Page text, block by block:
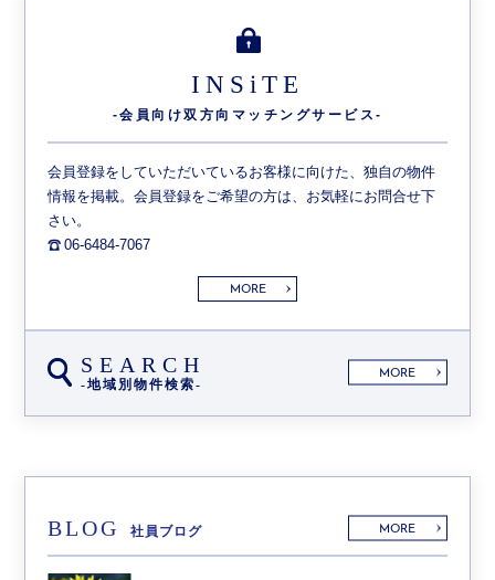
INSiTE
-会員向け双方向 マッチングサービス-
会員登録をしていただいているお客様に向けた、独自の物件
情報を掲載。会員登録をご希望の方は、お気軽にお問合せ下
さい。
06-6484-7067
MORE
SEARCH
-地域別物件検索-
MORE
BLOG 社員ブログ MORE